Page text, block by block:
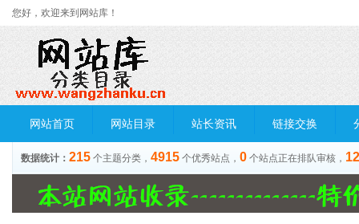
您好，欢迎来到网站库！
网站首页 网站目录 站长资讯 链接交换
数据统计： 215 个主题分类， 4915 个优秀站点， 0 个站点正在排队审核，